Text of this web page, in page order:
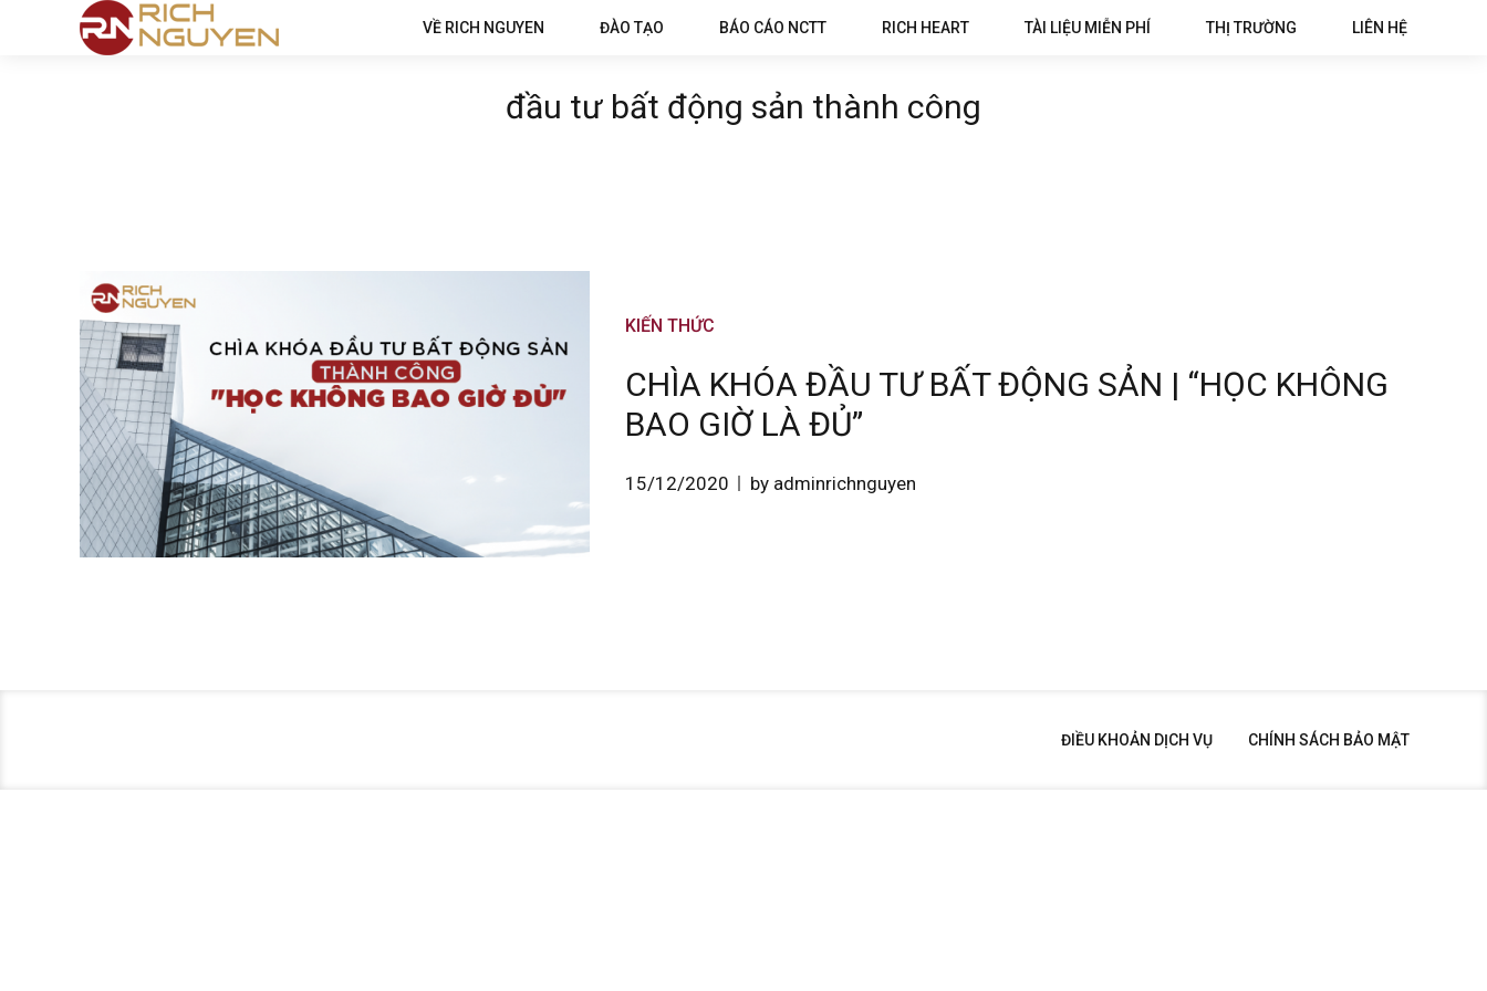
VỀ RICH NGUYEN ĐÀO TẠO BÁO CÁO NCTT RICH HEART TÀI LIỆU MIỄN PHÍ THỊ TRƯỜNG LIÊN HỆ
đầu tư bất động sản thành công
KIẾN THỨC
CHÌA KHÓA ĐẦU TƯ BẤT ĐỘNG SẢN | “HỌC KHÔNG
BAO GIỜ LÀ ĐỦ”
15/12/2020 by adminrichnguyen
ĐIỀU KHOẢN DỊCH VỤ CHÍNH SÁCH BẢO MẬT